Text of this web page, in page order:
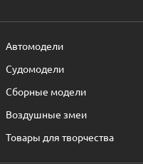
Автомодели
Судомодели
Сборные модели
Воздушные змеи
Товары для творчества